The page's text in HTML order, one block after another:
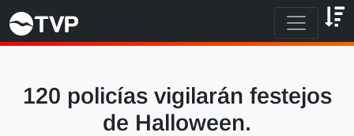
120 policías vigilarán festejos
de Halloween.